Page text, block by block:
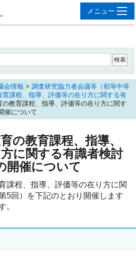
会情報 > 調査研究協力者会議等（初等中等
育課程、指導、評価等の在り方に関する有
教育課程、指導、評価等の在り方に関す
催について
の教育課程、指導、
に関する有識者検討
開催について
課程、指導、評価等の在り方に関
5回）
を下記のとおり開催します
。